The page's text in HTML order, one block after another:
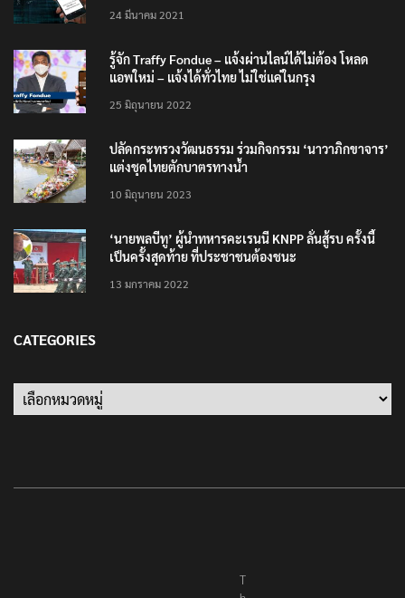
24 มีนาคม 2021
รู้จัก Traffy Fondue – แจ้งผ่านไลน์ได้ไม่ต้อง โหลด
แอพใหม่ – แจ้งได้ทั่วไทย ไม่ใช่แค่ในกรุง
25 มิถุนายน 2022
ปลัดกระทรวงวัฒนธรรม ร่วมกิจกรรม ‘นาวาภิกขาจาร’
แต่งชุดไทยตักบาตรทางน้ำ
10 มิถุนายน 2023
‘นายพลบีทู’ ผู้นำทหารคะเรนนี KNPP ลั่นสู้รบ ครั้งนี้
เป็นครั้งสุดท้าย ที่ประชาชนต้องชนะ
13 มกราคม 2022
CATEGORIES
Categories
T